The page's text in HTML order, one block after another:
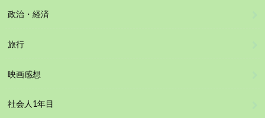
政治・経済
旅行
映画感想
社会人1年目